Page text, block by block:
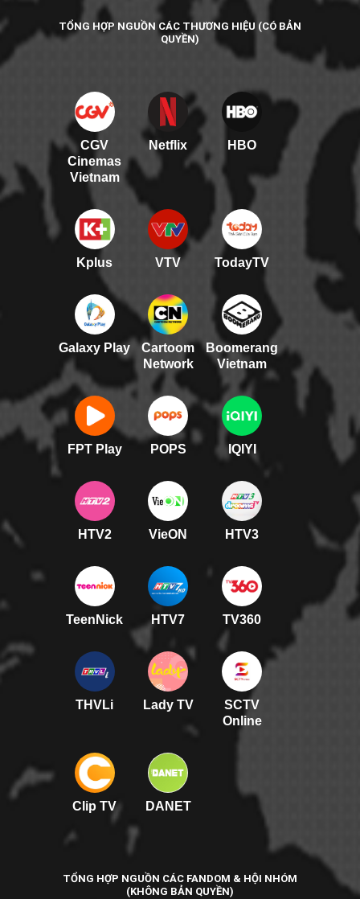
TỔNG HỢP NGUỒN CÁC THƯƠNG HIỆU (CÓ BẢN
QUYỀN)
CGV
Cinemas
Vietnam
Netflix HBO
Kplus VTV TodayTV
Galaxy Play
Cartoom
Network
Boomerang
Vietnam
FPT Play POPS IQIYI
HTV2 VieON HTV3
TeenNick HTV7 TV360
THVLi Lady TV
SCTV
Online
Clip TV DANET
TỔNG HỢP NGUỒN CÁC FANDOM & HỘI NHÓM
(KHÔNG BẢN QUYỀN)